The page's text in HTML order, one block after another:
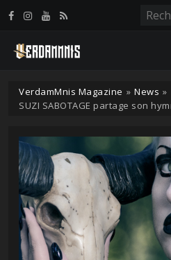
VerdamMnis Magazine » News »
SUZI SABOTAGE partage son
Panneau de gestion des cookies